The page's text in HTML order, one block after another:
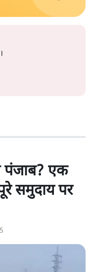
पंजाब? एक
समुदाय पर